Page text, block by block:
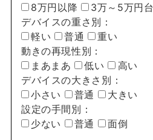
8万円以降
3万～5万円台
デバイスの重さ別：
軽い
普通
重い
動きの再現性別：
まあまあ
低い
高い
デバイスの大きさ別：
小さい
普通
大きい
設定の手間別：
少ない
普通 面倒